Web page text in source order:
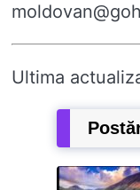
Ultima